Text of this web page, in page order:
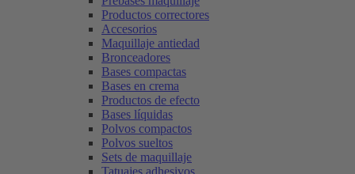
Productos correctores
Accesorios
Maquillaje antiedad
Bronceadores
Bases compactas
Bases en crema
Productos de efecto
Bases líquidas
Polvos compactos
Polvos sueltos
Sets de maquillaje
Tatuajes adhesivos